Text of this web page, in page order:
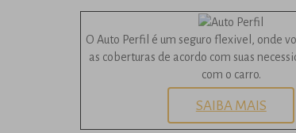
O Auto Perfil é um seguro flexivel, onde
as coberturas de acordo com suas
com o carro.
SAIBA MAIS